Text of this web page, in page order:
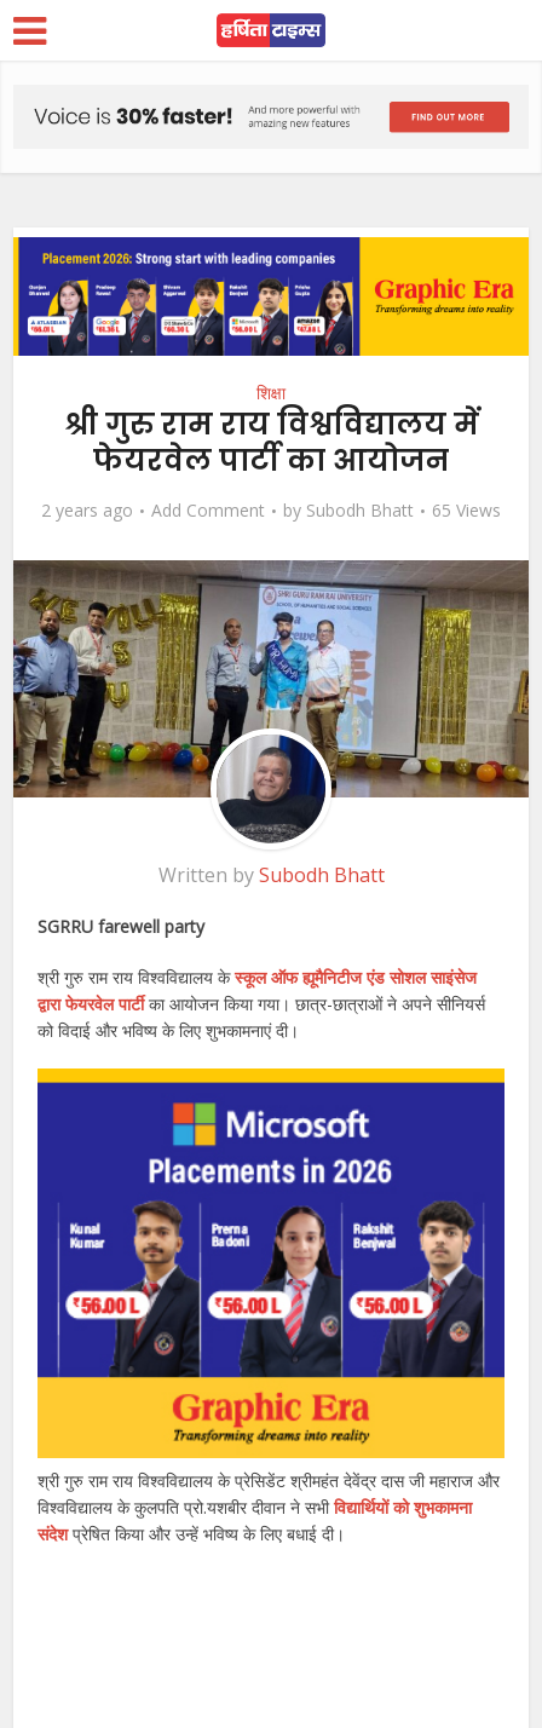
शिक्षा
श्री गुरु राम राय विश्वविद्यालय में
फेयरवेल पार्टी का आयोजन
2 years ago Add Comment by Subodh Bhatt 65 Views
Written bySubodh Bhatt
SGRRU farewell party
श्री गुरु राम राय विश्वविद्यालय केस्कूल ऑफ ह्यूमैनिटीज एंड सोशल साइंसेज
द्वारा फेयरवेल पार्टी का आयोजन किया गया। छात्र-छात्राओं ने अपने सीनियर्स
को विदाई और भविष्य के लिए शुभकामनाएं दी।
श्री गुरु राम राय विश्वविद्यालय के प्रेसिडेंट श्रीमहंत देवेंद्र दास जी महाराज और
विश्वविद्यालय के कुलपति प्रो.यशबीर दीवान ने सभीविद्यार्थियों को शुभकामना
संदेशप्रेषित किया और उन्हें भविष्य के लिए बधाई दी।